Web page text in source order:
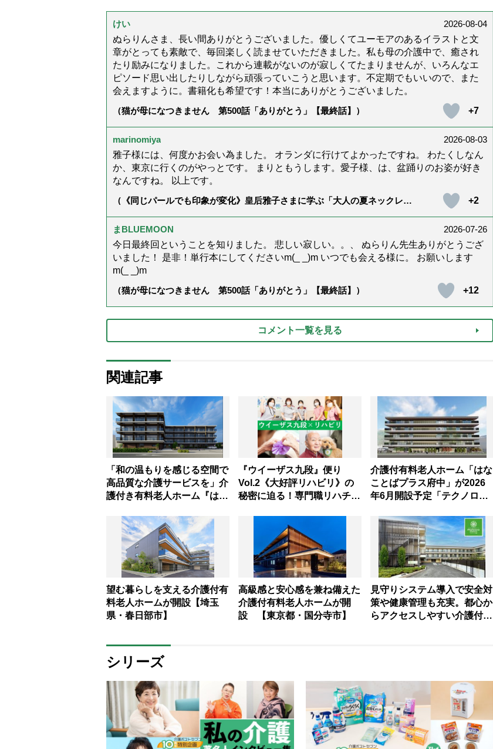
けい
2026-08-04
ぬらりんさま、長い間ありがとうございました。優しくてユーモアのあるイラストと文
章がとっても素敵で、毎回楽しく読ませていただきました。私も母の介護中で、癒され
たり励みになりました。これから連載がないのが寂しくてたまりませんが、いろんなエ
ピソード思い出したりしながら頑張っていこうと思います。不定期でもいいので、また
会えますように。書籍化も希望です！本当にありがとうございました。
（猫が母になつきません 第500話「ありがとう」【最終話】）
+7
marinomiya
2026-08-03
雅子様には、何度かお会い為ました。 オランダに行けてよかったですね。 わたくしなん
か、東京に行くのがやっとです。 まりともうします。愛子様、は、盆踊りのお姿が好き
なんですね。 以上です。
（《同じパールでも印象が変化》皇后雅子さまに学ぶ「大人の夏ネックレ
+2
まBLUEMOON
2026-07-26
今日最終回ということを知りました。 悲しい寂しい。。、 ぬらりん先生ありがとうござ
いました！ 是非！単行本にしてくださいm(_ _)m いつでも会える様に。 お願いします
m(_ _)m
（猫が母になつきません 第500話「ありがとう」【最終話】）
+12
コメント一覧を見る
関連記事
「和の温もりを感じる空間で
高品質な介護サービスを」介
護付き有料老人ホーム『はな
【埼玉県・春日部市】
『ウイーザス九段』便り
Vol.2《大好評リハビリ》の
秘密に迫る！専門職リハチー
求する」 “リハビリ革命”と
介護付有料老人ホーム「はな
ことばプラス府中」が2026
年6月開設予定「テクノロジ
ービスを提供」【東京都・府
中市】
望む暮らしを支える介護付有
料老人ホームが開設【埼玉
県・春日部市】
高級感と安心感を兼ね備えた
介護付有料老人ホームが開
設 【東京都・国分寺市】
見守りシステム導入で安全対
策や健康管理も充実。都心か
らアクセスしやすい介護付有
シリーズ